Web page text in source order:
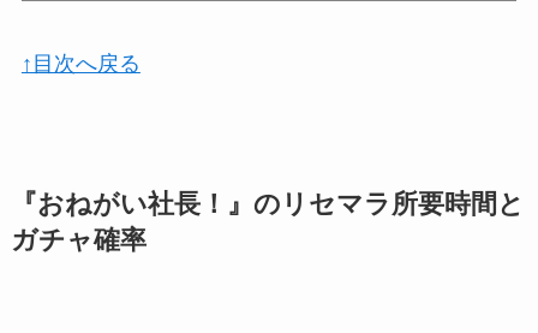
↑目次へ戻る
『おねがい社長！』のリセマラ所要時間と
ガチャ確率